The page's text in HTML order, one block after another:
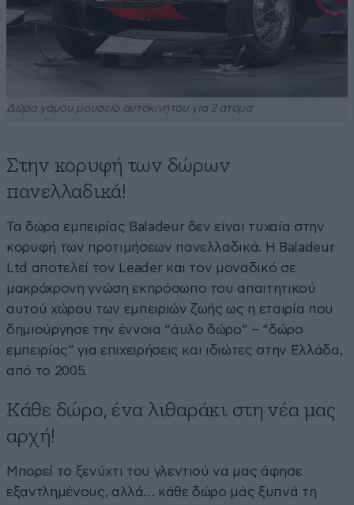
Δώρο γάμου μουσείο αυτοκινήτου για 2 άτομα
Στην κορυφή των δώρων
πανελλαδικά!
Τα δώρα εμπειρίας Baladeur δεν είναι τυχαία στην
κορυφή των προτιμήσεων πανελλαδικά. Η Baladeur
Ltd αποτελεί τον Leader και τον μοναδικό σε
μακρόχρονη γνώση εκπρόσωπο του απαιτητικού
αυτού χώρου των εμπειριών ζωής ως η εταιρία που
δημιούργησε την έννοια “άυλο δώρο” – “δώρο
εμπειρίας” για επιχειρήσεις και ιδιώτες στην Ελλάδα,
από το 2005.
Κάθε δώρο, ένα λιθαράκι στη νέα μας
αρχή!
Μπορεί το ξενύχτι του γλεντιού να μας άφησε
εξαντλημένους, αλλά… κάθε δώρο μάς ξυπνά τη